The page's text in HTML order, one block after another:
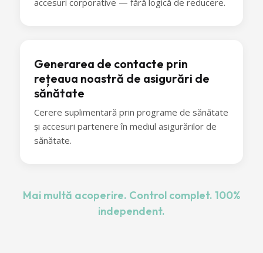
Generarea de contacte prin
rețeaua noastră de asigurări de
sănătate
Cerere suplimentară prin programe de sănătate
și accesuri partenere în mediul asigurărilor de
sănătate.
Mai multă acoperire. Control complet. 100%
independent.